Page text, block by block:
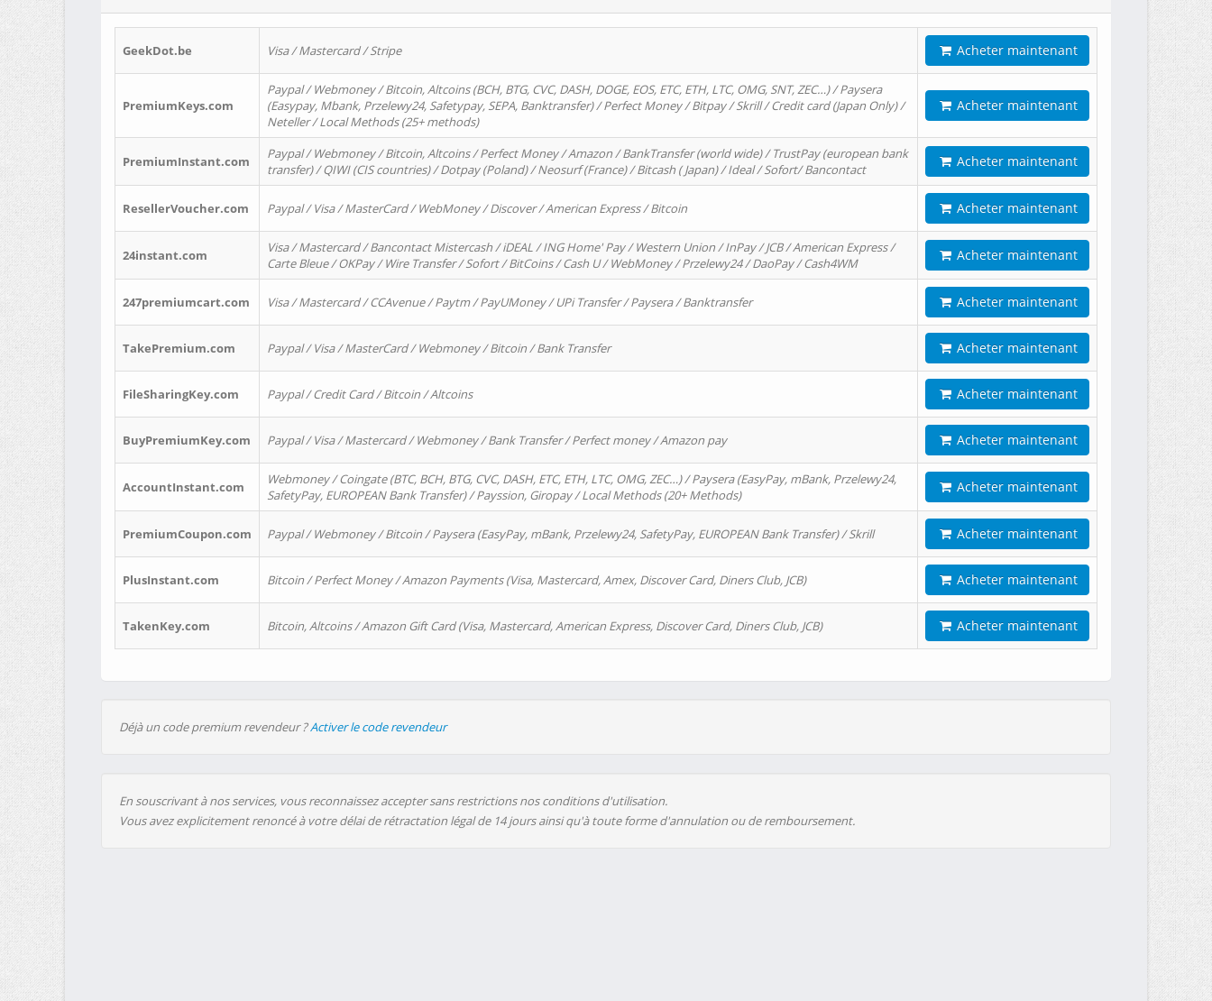
GeekDot.be Visa / Mastercard / Stripe Acheter maintenant
PremiumKeys.com
Paypal / Webmoney / Bitcoin, Altcoins (BCH, BTG, CVC, DASH, DOGE, EOS, ETC, ETH, LTC, OMG, SNT, ZEC…) / Paysera
(Easypay, Mbank, Przelewy24, Safetypay, SEPA, Banktransfer) / Perfect Money / Bitpay / Skrill / Credit card (Japan Only) /
Neteller / Local Methods (25+ methods)
Acheter maintenant
PremiumInstant.com
Paypal / Webmoney / Bitcoin, Altcoins / Perfect Money / Amazon / BankTransfer (world wide) / TrustPay (european bank
transfer) / QIWI (CIS countries) / Dotpay (Poland) / Neosurf (France) / Bitcash ( Japan) / Ideal / Sofort/ Bancontact
Acheter maintenant
ResellerVoucher.com Paypal / Visa / MasterCard / WebMoney / Discover / American Express / Bitcoin Acheter maintenant
24instant.com
Visa / Mastercard / Bancontact Mistercash / iDEAL / ING Home' Pay / Western Union / InPay / JCB / American Express /
Carte Bleue / OKPay / Wire Transfer / Sofort / BitCoins / Cash U / WebMoney / Przelewy24 / DaoPay / Cash4WM
Acheter maintenant
247premiumcart.com Visa / Mastercard / CCAvenue / Paytm / PayUMoney / UPi Transfer / Paysera / Banktransfer Acheter maintenant
TakePremium.com Paypal / Visa / MasterCard / Webmoney / Bitcoin / Bank Transfer Acheter maintenant
FileSharingKey.com Paypal / Credit Card / Bitcoin / Altcoins Acheter maintenant
BuyPremiumKey.com Paypal / Visa / Mastercard / Webmoney / Bank Transfer / Perfect money / Amazon pay Acheter maintenant
AccountInstant.com
Webmoney / Coingate (BTC, BCH, BTG, CVC, DASH, ETC, ETH, LTC, OMG, ZEC…) / Paysera (EasyPay, mBank, Przelewy24,
SafetyPay, EUROPEAN Bank Transfer) / Payssion, Giropay / Local Methods (20+ Methods)
Acheter maintenant
PremiumCoupon.com Paypal / Webmoney / Bitcoin / Paysera (EasyPay, mBank, Przelewy24, SafetyPay, EUROPEAN Bank Transfer) / Skrill Acheter maintenant
PlusInstant.com Bitcoin / Perfect Money / Amazon Payments (Visa, Mastercard, Amex, Discover Card, Diners Club, JCB) Acheter maintenant
TakenKey.com Bitcoin, Altcoins / Amazon Gift Card (Visa, Mastercard, American Express, Discover Card, Diners Club, JCB) Acheter maintenant
Déjà un code premium revendeur ?Activer le code revendeur
En souscrivant à nos services, vous reconnaissez accepter sans restrictions nos conditions d'utilisation.
Vous avez explicitement renoncé à votre délai de rétractation légal de 14 jours ainsi qu'à toute forme d'annulation ou de remboursement.